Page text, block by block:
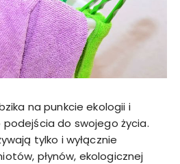
na punkcie ekologii i
do swojego życia.
tylko i wyłącznie
płynów, ekologicznej